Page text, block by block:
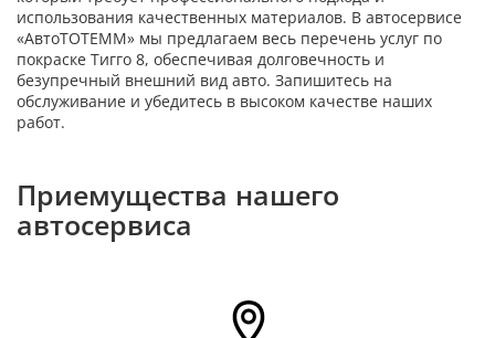
использования качественных материалов. В автосервисе
«АвтоТОТЕММ» мы предлагаем весь перечень услуг по
покраске Тигго 8, обеспечивая долговечность и
безупречный внешний вид авто. Запишитесь на
обслуживание и убедитесь в высоком качестве наших
работ.
Приемущества нашего
автосервиса